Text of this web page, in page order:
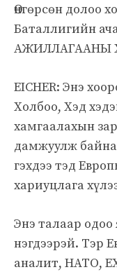
Өнгөрсөн долоо
Баталлигийн
АЖИЛЛАГААНЫ
EICHER: Энэ
Холбоо, Хэд
хамгаалахын
дамжуулж
гэхдээ тэд
хариуцлага
Энэ талаар
нэгдээрэй. Тэр
аналит, НАТО,